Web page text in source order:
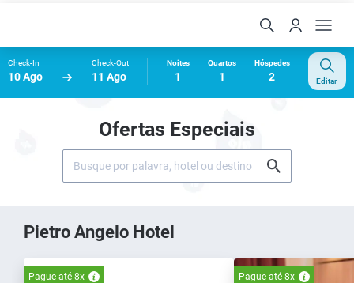
Check-In
10 Ago
Check-Out
11 Ago
Noites
1
Quartos
1
Hóspedes
2 Editar
Ofertas Especiais
Pietro Angelo Hotel
Pague até 8x Pague até 8x